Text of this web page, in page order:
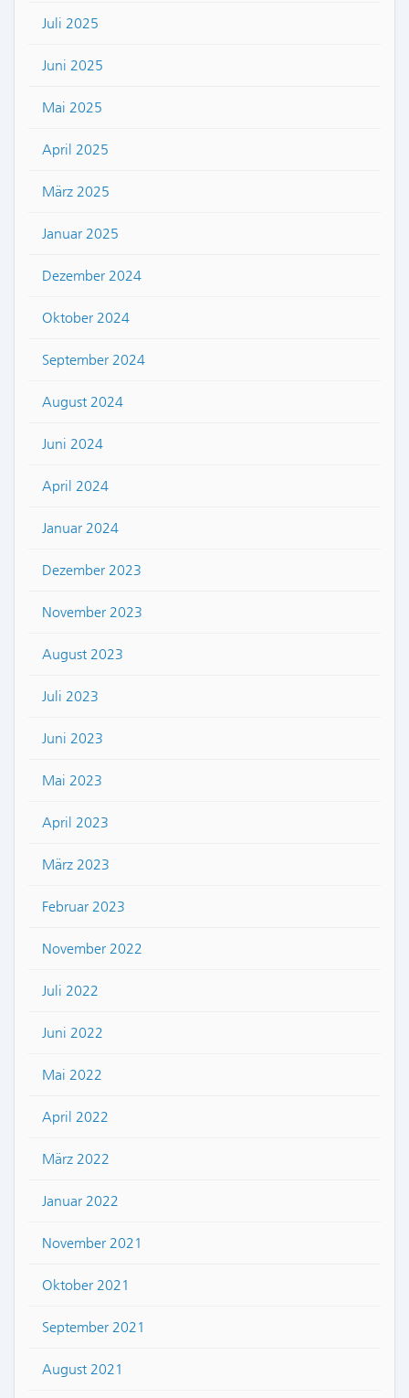
Juli 2025
Juni 2025
Mai 2025
April 2025
März 2025
Januar 2025
Dezember 2024
Oktober 2024
September 2024
August 2024
Juni 2024
April 2024
Januar 2024
Dezember 2023
November 2023
August 2023
Juli 2023
Juni 2023
Mai 2023
April 2023
März 2023
Februar 2023
November 2022
Juli 2022
Juni 2022
Mai 2022
April 2022
März 2022
Januar 2022
November 2021
Oktober 2021
September 2021
August 2021